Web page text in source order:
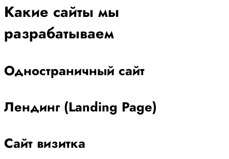
Какие сайты мы
разрабатываем
Одностраничный сайт
Лендинг (Landing Page)
Сайт визитка